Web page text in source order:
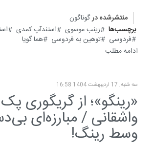
منتشرشده درگوناگون
برچسب‌ها
زینب موسوی استندآپ کمدی
فردوسی
توهین به فردوسی
هما گویا
ادامه مطلب...
سه شنبه, 17 ارديبهشت 1404 16:58
«رینگو»؛ از گریگوری
واشقانی / مبارزه‌ای
وسط رینگ!